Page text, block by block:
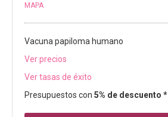
MAPA
Vacuna papiloma humano
Ver precios
Ver tasas de éxito
Presupuestos con 5% de descuento *